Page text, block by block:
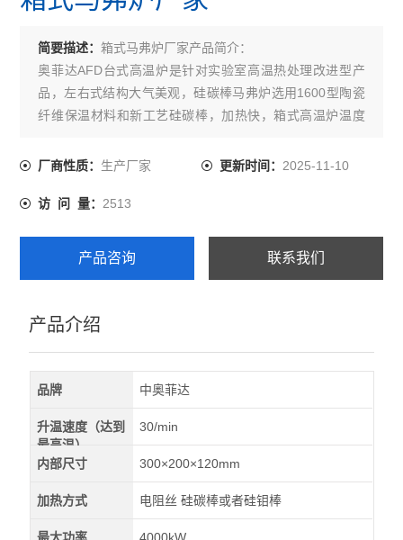
简要描述：箱式马弗炉厂家产品简介：
奥菲达AFD台式高温炉是针对实验室高温热处理改进型产
品，左右式结构大气美观，硅碳棒马弗炉选用1600型陶瓷
纤维保温材料和新工艺硅碳棒，加热快，箱式高温炉温度
求，高温马弗炉是实验室日常使用的常用选择。
厂商性质： 生产厂家 更新时间： 2025-11-10
访 问 量：2513
产品咨询 联系我们
产品介绍
品牌 中奥菲达
升温速度（达到
最高温）
30/min
内部尺寸 300×200×120mm
加热方式 电阻丝 硅碳棒或者硅钼棒